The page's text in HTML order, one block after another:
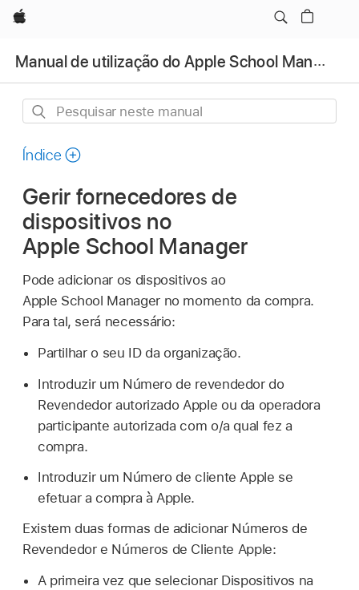
Apple
Manual de utilização do Apple School Manager
Pesquisar
manual
Índice
Gerir fornecedores de
dispositivos no
Apple School Manager
Pode adicionar os dispositivos ao
Apple School Manager no momento da compra.
Para tal, será necessário:
Partilhar o seu ID da organização.
Introduzir um Número de revendedor do
Revendedor autorizado Apple ou da operadora
participante autorizada com o/a qual fez a
compra.
Introduzir um Número de cliente Apple se
efetuar a compra à Apple.
Existem duas formas de adicionar Números de
Revendedor e Números de Cliente Apple:
A primeira vez que selecionar Dispositivos na